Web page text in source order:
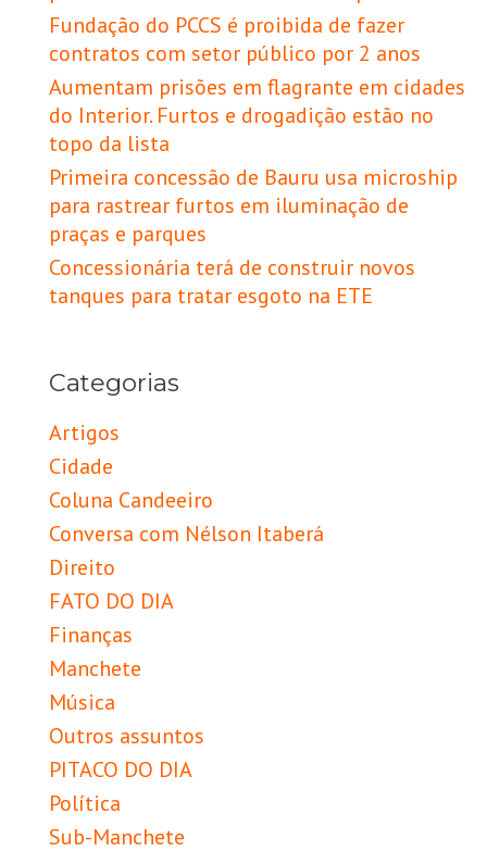
Fundação do PCCS é proibida de fazer
contratos com setor público por 2 anos
Aumentam prisões em flagrante em cidades
do Interior. Furtos e drogadição estão no
topo da lista
Primeira concessão de Bauru usa microship
para rastrear furtos em iluminação de
praças e parques
Concessionária terá de construir novos
tanques para tratar esgoto na ETE
Categorias
Artigos
Cidade
Coluna Candeeiro
Conversa com Nélson Itaberá
Direito
FATO DO DIA
Finanças
Manchete
Música
Outros assuntos
PITACO DO DIA
Política
Sub-Manchete